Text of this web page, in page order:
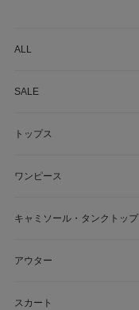
ALL
SALE
トップス
ワンピース
キャミソール・タンクトップ
アウター
スカート